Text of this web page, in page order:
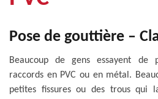
Pose de gouttière –
Beaucoup de gens essayent de
raccords en PVC ou en métal.
petites fissures ou des trous qui